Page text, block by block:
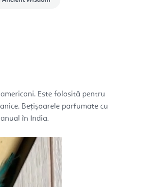
Este folosită pentru
Bețișoarele parfumate cu
în India.